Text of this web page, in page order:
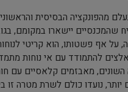
מהפונקציה הבסיסית
שהמכנסיים יישארו במקומם,
על אף פשטותו, הוא קריטי
נאלצים להתמודד עם אי נוחות
השונים, מאבזמים קלאסיים עם
יותר, נועדו כולם לשרת מטרה זו